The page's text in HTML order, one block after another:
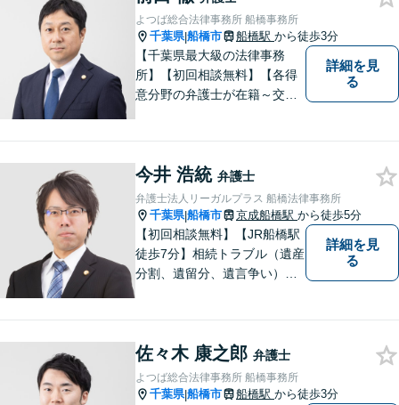
よつば総合法律事務所 船橋事務所
千葉県|船橋市 船橋駅 から徒歩3分
【千葉県最大級の法律事務
所】【初回相談無料】【各得
意分野の弁護士が在籍～交通
詳細を見
る
今井 浩統 弁護士
弁護士法人リーガルプラス 船橋法律事務所
千葉県|船橋市 京成船橋駅 から徒歩5分
【初回相談無料】【JR船橋駅
徒歩7分】相続トラブル（遺産
分割、遺留分、遺言争い）、
詳細を見
る
佐々木 康之郎 弁護士
よつば総合法律事務所 船橋事務所
千葉県|船橋市 船橋駅 から徒歩3分